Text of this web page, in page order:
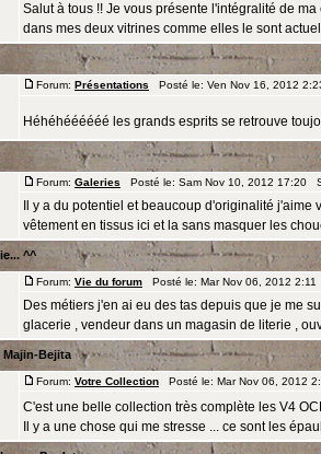
Salut à tous !! Je vous présente l'intégralité de
dans mes deux vitrines comme elles le sont
Forum: Présentations Posté le: Ven Nov 16, 2012
Héhéhéééééé les grands esprits se retrouve
Forum: Galeries Posté le: Sam Nov 10, 2012 17:20
Il y a du potentiel et beaucoup d'originalité
vêtement en tissus ici et la sans masquer les
^^
Forum: Vie du forum Posté le: Mar Nov 06, 2012
Des métiers j'en ai eu des tas depuis que je me
glacerie , vendeur dans un magasin de literie ,
Bejita
Forum: Votre Collection Posté le: Mar Nov 06, 2012
C'est une belle collection très complète les V4
Il y a une chose qui me stresse ... ce sont les